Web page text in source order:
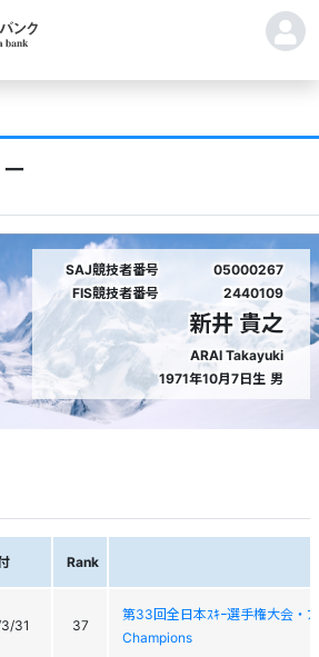
SAJ競技者番号
05000267
FIS競技者番号
2440109
新井 貴之
ARAI Takayuki
1971年10月7日生 男
Rank
31 37
第33回全日本ｽｷｰ選手権大会・ﾌ
Champions